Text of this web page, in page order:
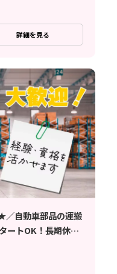
詳細を見る
／自動車部品の運搬
ートOK！長期休暇